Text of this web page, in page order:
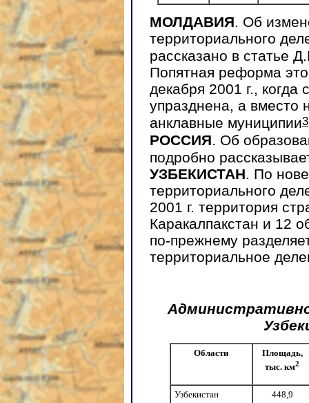
МОЛДАВИЯ. Об
территориального
рассказано в статье
Попятная реформа
декабря 2001 г.,
упразднена, а вместо
анклавные муниципии3
РОССИЯ. Об
подробно
УЗБЕКИСТАН. По
территориального
2001 г. территория
Каракалпакстан и 12
по-прежнему
территориальное
Области
Площадь,
тыс. км2
Узбекистан 448,9